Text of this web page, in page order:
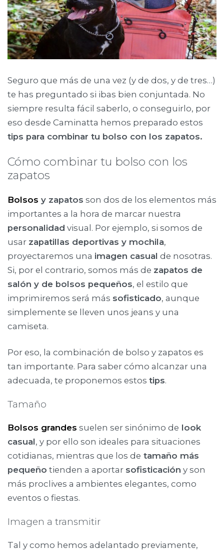
Seguro que más de una vez (y de dos, y de tres…)
te has preguntado si ibas bien conjuntada. No
siempre resulta fácil saberlo, o conseguirlo, por
eso desde Caminatta hemos preparado estos
tips para combinar tu bolso con los zapatos.
Cómo combinar tu bolso con los
zapatos
Bolsos y zapatos son dos de los elementos más
importantes a la hora de marcar nuestra
personalidad visual. Por ejemplo, si somos de
usar zapatillas deportivas y mochila,
proyectaremos una imagen casual de nosotras.
Si, por el contrario, somos más de zapatos de
salón y de bolsos pequeños, el estilo que
imprimiremos será más sofisticado, aunque
simplemente se lleven unos jeans y una
camiseta.
Por eso, la combinación de bolso y zapatos es
tan importante. Para saber cómo alcanzar una
adecuada, te proponemos estos tips.
Tamaño
Bolsos grandes suelen ser sinónimo de look
casual, y por ello son ideales para situaciones
cotidianas, mientras que los de tamaño más
pequeño tienden a aportar sofisticación y son
más proclives a ambientes elegantes, como
eventos o fiestas.
Imagen a transmitir
Tal y como hemos adelantado previamente,